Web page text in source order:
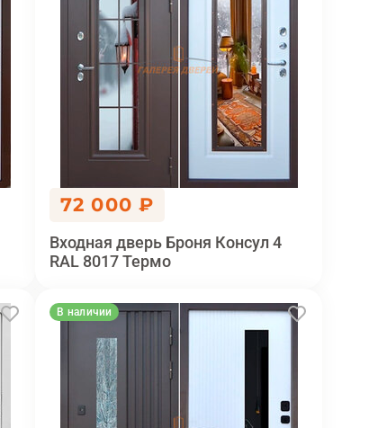
72 000 ₽
Входная дверь Броня Консул 4
RAL 8017 Термо
В наличии